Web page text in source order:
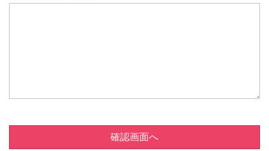
確認画面へ